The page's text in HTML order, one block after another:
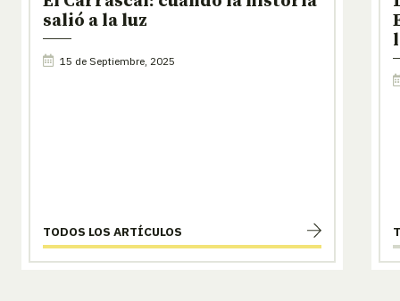
salió a la luz
15 de Septiembre, 2025
TODOS LOS ARTÍCULOS